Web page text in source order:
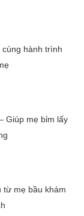
cùng hành trình
Giúp mẹ bỉm lấy
từ mẹ bầu khám